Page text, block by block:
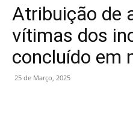
Atribuição de
vítimas dos
concluído em
25 de Março, 2025